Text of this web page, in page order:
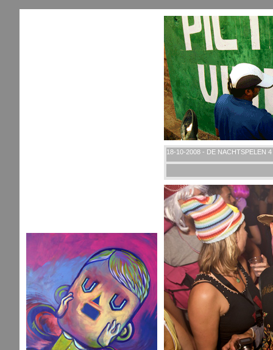
18-10-2008 - DE NACHTSPELEN